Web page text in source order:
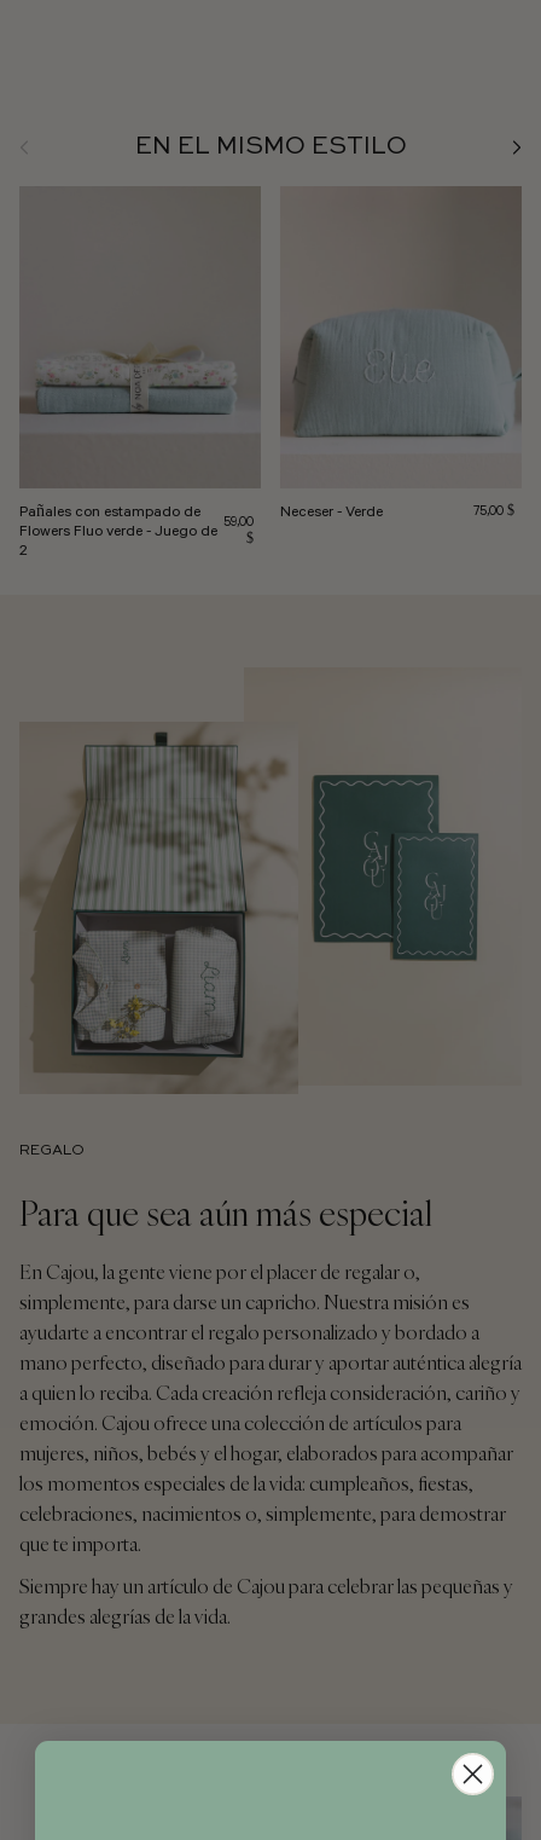
EN EL MISMO ESTILO
Pañales con estampado de
Flowers Fluo verde - Juego de
2
Precio habitual
59,00
$
Neceser - Verde Precio
75,00 $
REGALO
Para que sea aún más especial
En Cajou, la gente viene por el placer de regalar o,
simplemente, para darse un capricho. Nuestra misión es
ayudarte a encontrar el regalo personalizado y bordado a
mano perfecto, diseñado para durar y aportar auténtica alegría
a quien lo reciba. Cada creación refleja consideración, cariño y
emoción. Cajou ofrece una colección de artículos para
mujeres, niños, bebés y el hogar, elaborados para acompañar
los momentos especiales de la vida: cumpleaños, fiestas,
celebraciones, nacimientos o, simplemente, para demostrar
que te importa.
Siempre hay un artículo de Cajou para celebrar las pequeñas y
grandes alegrías de la vida.